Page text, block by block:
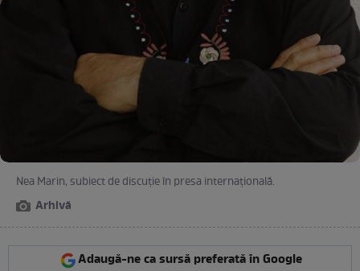
Nea Marin, subiect de discuție în presa internațională.
Arhivă
Adaugă-ne ca sursă preferată în Google